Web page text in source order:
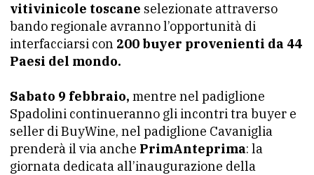
vitivinicole toscane selezionate attraverso
bando regionale avranno l’opportunità di
interfacciarsi con 200 buyer provenienti da 44
Paesi del mondo.
Sabato 9 febbraio, mentre nel padiglione
Spadolini continueranno gli incontri tra buyer e
seller di BuyWine, nel padiglione Cavaniglia
prenderà il via anche PrimAnteprima: la
giornata dedicata all’inaugurazione della